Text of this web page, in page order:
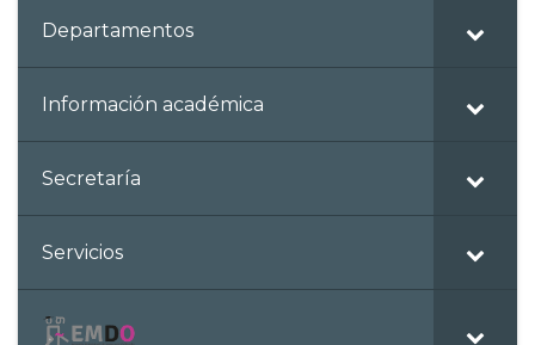
Departamentos
Información académica
Secretaría
Servicios